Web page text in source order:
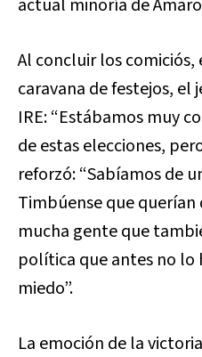
actual minoría de
Al concluir los comiciós,
caravana de festejos,
IRE: “Estábamos muy
de estas elecciones,
reforzó: “Sabíamos de
Timbúense que querían
mucha gente que
política que antes no lo
miedo”.
La emoción de la